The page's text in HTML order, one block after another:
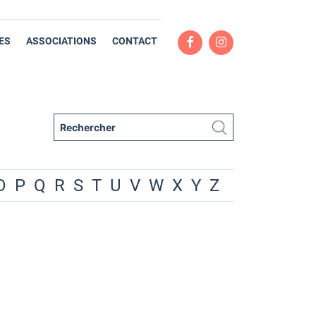
ASSOCIATIONS CONTACT
P Q R S T U V W X Y Z